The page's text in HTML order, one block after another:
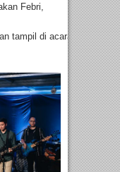
Febri,
tampil di acara puncak